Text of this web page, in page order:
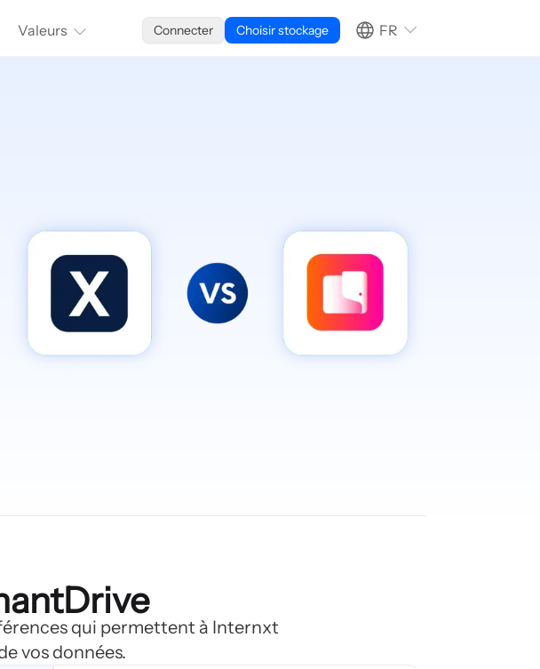
Valeurs Connecter Choisir stockage FR
qui permettent à Internxt
vos données.